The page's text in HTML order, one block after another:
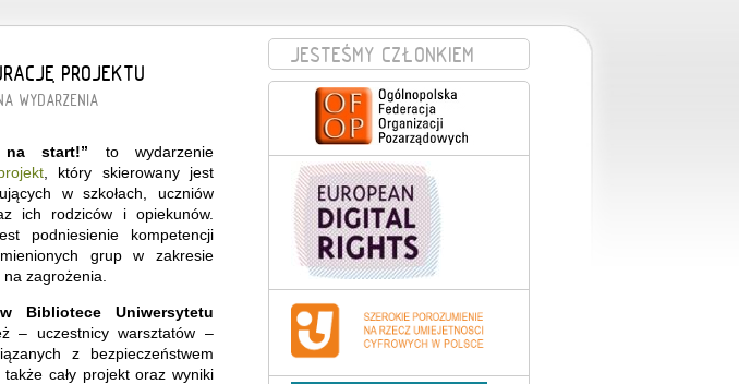
PROJEKTU
WYDARZENIA
na start!” to wydarzenie
, który skierowany jest
w szkołach, uczniów
ich rodziców i opiekunów.
podniesienie kompetencji
grup w zakresie
zagrożenia.
Uniwersytetu
– uczestnicy warsztatów –
z bezpieczeństwem
cały projekt oraz wyniki
JESTEŚMY CZŁONKIEM